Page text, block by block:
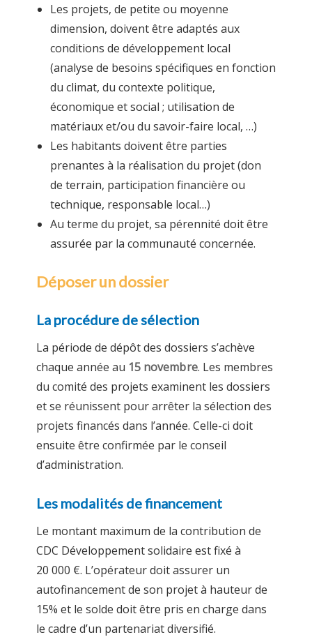
Les projets, de petite ou moyenne
dimension, doivent être adaptés aux
conditions de développement local
(analyse de besoins spécifiques en fonction
du climat, du contexte politique,
économique et social ; utilisation de
matériaux et/ou du savoir-faire local, …)
Les habitants doivent être parties
prenantes à la réalisation du projet (don
de terrain, participation financière ou
technique, responsable local…)
Au terme du projet, sa pérennité doit être
assurée par la communauté concernée.
Déposer un dossier
La procédure de sélection
La période de dépôt des dossiers s’achève
chaque année au 15 novembre. Les membres
du comité des projets examinent les dossiers
et se réunissent pour arrêter la sélection des
projets financés dans l’année. Celle-ci doit
ensuite être confirmée par le conseil
d’administration.
Les modalités de financement
Le montant maximum de la contribution de
CDC Développement solidaire est fixé à
20 000 €. L’opérateur doit assurer un
autofinancement de son projet à hauteur de
15% et le solde doit être pris en charge dans
le cadre d’un partenariat diversifié.